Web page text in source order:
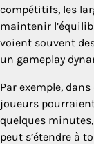
compétitifs, les
maintenir
voient souvent
un gameplay
Par exemple,
joueurs
quelques
peut s’étendre à